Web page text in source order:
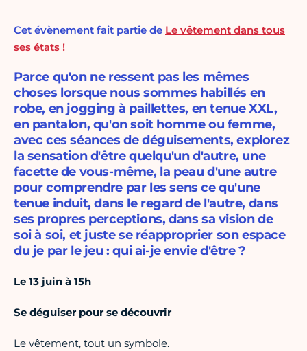
Cet évènement fait partie de Le vêtement dans tous
ses états !
Parce qu'on ne ressent pas les mêmes
choses lorsque nous sommes habillés en
robe, en jogging à paillettes, en tenue XXL,
en pantalon, qu'on soit homme ou femme,
avec ces séances de déguisements, explorez
la sensation d'être quelqu'un d'autre, une
facette de vous-même, la peau d'une autre
pour comprendre par les sens ce qu'une
tenue induit, dans le regard de l'autre, dans
ses propres perceptions, dans sa vision de
soi à soi, et juste se réapproprier son espace
du je par le jeu : qui ai-je envie d'être ?
Le 13 juin à 15h
Se déguiser pour se découvrir
Le vêtement, tout un symbole.